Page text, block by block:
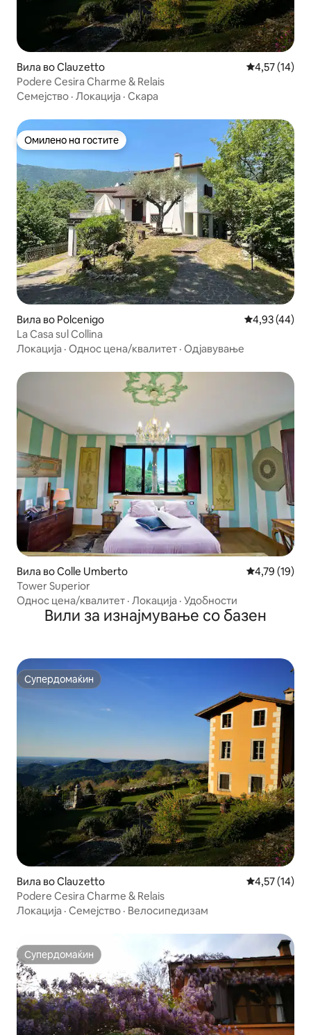
Вила во Clauzetto Просечна
4,57 (14)
Podere Cesira Charme & Relais
Семејство · Локација · Скара
Омилено на гостите
Омилено на гостите
Вила во Polcenigo Просечна
4,93 (44)
La Casa sul Collina
Локација · Однос цена/квалитет · Одјавување
Вила во Colle Umberto Просечна
4,79 (19)
Tower Superior
Однос цена/квалитет · Локација · Удобности
Вили за изнајмување со базен
Супердомаќин
Супердомаќин
Вила во Clauzetto Просечна
4,57 (14)
Podere Cesira Charme & Relais
Локација · Семејство · Велосипедизам
Супердомаќин
Супердомаќин